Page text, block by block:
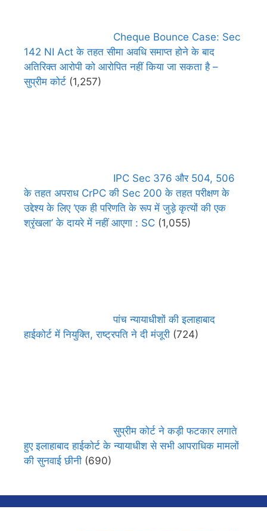
Cheque Bounce Case: Sec
142 NI Act के तहत सीमा अवधि समाप्त होने के बाद
अतिरिक्त आरोपी को आरोपित नहीं किया जा सकता है –
सुप्रीम कोर्ट (1,257)
IPC Sec 376 और 504, 506
के तहत अपराध CrPC की Sec 200 के तहत परीक्षण के
उद्देश्य के लिए ‘एक ही परिणति के रूप में जुड़े कृत्यों की एक
श्रृंखला’ के दायरे में नहीं आएगा : SC (1,055)
पांच न्यायाधीशों की इलाहाबाद
हाईकोर्ट में नियुक्ति, राष्ट्रपति ने दी मंजूरी (724)
सुप्रीम कोर्ट ने कड़ी फटकार लगाते
हुए इलाहाबाद हाईकोर्ट के न्यायाधीश से सभी आपराधिक मामलों
की सुनवाई छीनी (690)